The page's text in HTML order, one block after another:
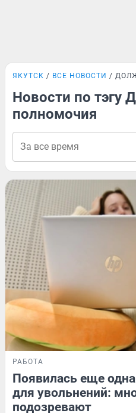
ЯКУТСК ВСЕ НОВОСТИ
Новости по тэгу
полномочия
РАБОТА
Появилась еще
для увольнений:
подозревают